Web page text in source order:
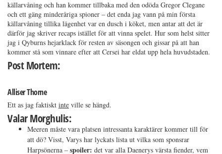
källarvåning och han kommer tillbaka med den odöda Gregor Clegane
och ett gäng minderåriga spioner – det enda jag vann på min första
källarvåning tillika lägenhet var en dusch i köket, men antar att det är
därför jag skriver recaps istället för att vinna spelet. Hur som helst sitter
jag i Qyburns hejarklack för resten av säsongen och gissar på att han
kommer stå som vinnare efter att Cersei har eldat upp hela huvudstaden.
Post Mortem:
Alliser Thorne
Ett as jag faktiskt inte ville se hängd.
Valar Morghulis:
Meeren måste vara platsen intressanta karaktärer kommer till för
att dö? Visst, Varys har lyckats lista ut vilka som sponsrar
Harpsönerna – spoiler: det var alla Daenerys värsta fiender, vem